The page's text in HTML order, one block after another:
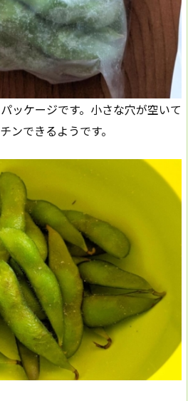
ッケージです。小さな穴が空いて
ンできるようです。